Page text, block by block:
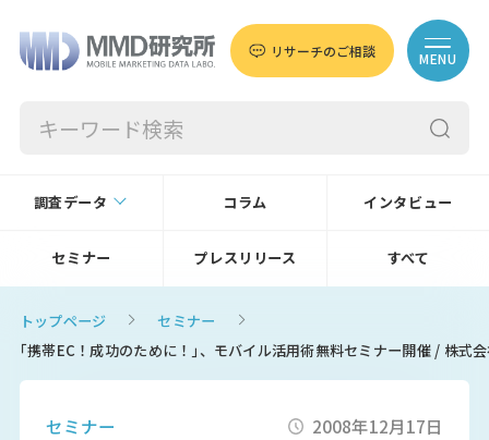
リサーチのご相談 MENU
調査データ コラム インタビュー
セミナー プレスリリース すべて
トップページ
セミナー
｢携帯EC！成功のために！｣、モバイル活用術無料セミナー開催 / 株式
セミナー 2008年12月17日